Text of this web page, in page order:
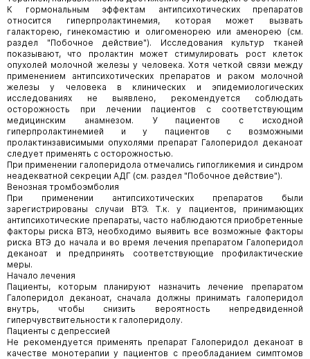
К гормональным эффектам антипсихотических препаратов
относится гиперпролактинемия, которая может вызвать
галакторею, гинекомастию и олигоменорею или аменорею (см.
раздел "Побочное действие"). Исследования культур тканей
показывают, что пролактин может стимулировать рост клеток
опухолей молочной железы у человека. Хотя четкой связи между
применением антипсихотических препаратов и раком молочной
железы у человека в клинических и эпидемиологических
исследованиях не выявлено, рекомендуется соблюдать
осторожность при лечении пациентов с соответствующим
медицинским анамнезом. У пациентов с исходной
гиперпролактинемией и у пациентов с возможными
пролактинзависимыми опухолями препарат Галоперидол деканоат
следует применять с осторожностью.
При применении галоперидола отмечались гипогликемия и синдром
неадекватной секреции АДГ (см. раздел "Побочное действие").
Венозная тромбоэмболия
При применении антипсихотических препаратов были
зарегистрированы случаи ВТЭ. Т.к. у пациентов, принимающих
антипсихотические препараты, часто наблюдаются приобретенные
факторы риска ВТЭ, необходимо выявить все возможные факторы
риска ВТЭ до начала и во время лечения препаратом Галоперидол
деканоат и предпринять соответствующие профилактические
меры.
Начало лечения
Пациенты, которым планируют назначить лечение препаратом
Галоперидол деканоат, сначала должны принимать галоперидол
внутрь, чтобы снизить вероятность непредвиденной
гиперчувствительности к галоперидолу.
Пациенты с депрессией
Не рекомендуется применять препарат Галоперидол деканоат в
качестве монотерапии у пациентов с преобладанием симптомов